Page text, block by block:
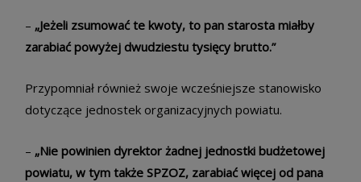
– „Jeżeli zsumować te kwoty, to pan starosta miałby
zarabiać powyżej dwudziestu tysięcy brutto.”
Przypomniał również swoje wcześniejsze stanowisko
dotyczące jednostek organizacyjnych powiatu.
– „Nie powinien dyrektor żadnej jednostki budżetowej
powiatu, w tym także SPZOZ, zarabiać więcej od pana